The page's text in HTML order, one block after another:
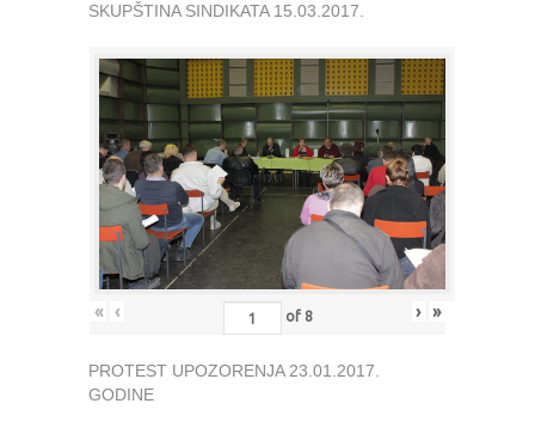
SKUPŠTINA SINDIKATA 15.03.2017.
« ‹ of 8 › »
PROTEST UPOZORENJA 23.01.2017.
GODINE